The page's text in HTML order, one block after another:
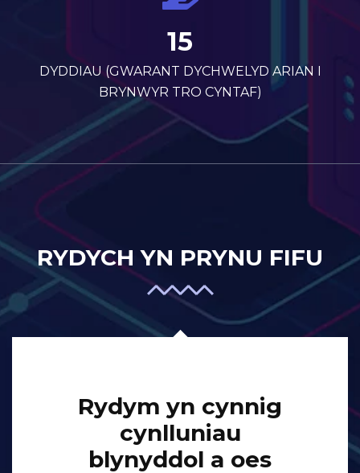
15
DYDDIAU (GWARANT DYCHWELYD ARIAN I
BRYNWYR TRO CYNTAF)
RYDYCH YN PRYNU FIFU
Rydym yn cynnig
cynlluniau
blynyddol a oes